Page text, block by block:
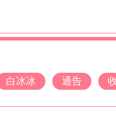
白冰冰 通告